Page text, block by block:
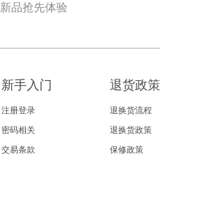
新品抢先体验
新手入门
注册登录
密码相关
交易条款
退货政策
退换货流程
退换货政策
保修政策